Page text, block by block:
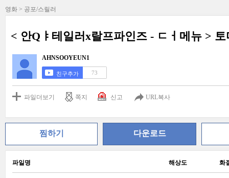
영화 > 공포/스릴러
< 안Qㅑ테일러x랄프파인즈 - ㄷㅓ메뉴 >
AHNSOOYEUN1
친구추가 73
파일더보기 쪽지 신고 URL복사
찜하기 다운로드
파일명 해상도 화